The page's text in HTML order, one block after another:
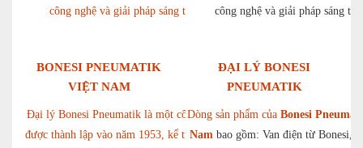
công nghệ và giải pháp sáng tạo.
BONESI PNEUMATIK
VIỆT NAM
công nghệ và giải pháp sáng
ĐẠI LÝ BONESI
PNEUMATIK
Đại lý Bonesi Pneumatik là một công ty Ý
được thành lập vào năm 1953, kể từ đó, họ
Dòng sản phẩm của Bonesi
Nambao gồm: Van điện từ Bonesi,